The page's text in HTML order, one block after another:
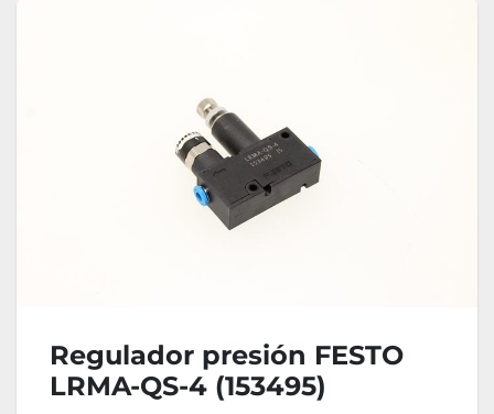
Regulador presión FESTO
LRMA-QS-4 (153495)